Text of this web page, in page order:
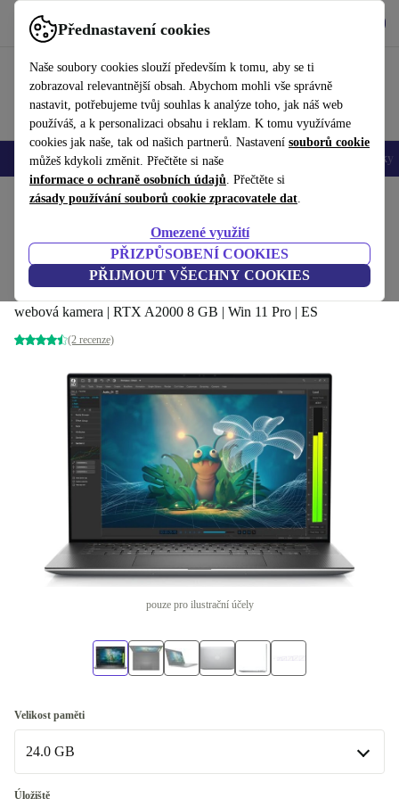
Přednastavení cookies
Naše soubory cookies slouží především k tomu, aby se ti
zobrazoval relevantnější obsah. Abychom mohli vše správně
nastavit, potřebujeme tvůj souhlas k analýze toho, jak náš web
používáš, a k personalizaci obsahu i reklam. K tomu využíváme
cookies jak naše, tak od našich partnerů. Nastavení souborů cookie
můžeš kdykoli změnit. Přečtěte si naše
informace o ochraně osobních údajů. Přečtěte si
zásady používání souborů cookie zpracovatele dat.
Omezené využití
PŘIZPŮSOBENÍ COOKIES
PŘIJMOUT VŠECHNY COOKIES
Používejte refurbed rychle a snadno
Mobily a smartphony Notebooky Tablety Doplňky
Domů Produkty Notebooky Notebooky Dell
Dell Precision 5570 | i7-12800H | 15.6-
palcového
24 GB | 128 GB SSD | WUXGA | FP | podsvícená klávesnice |
webová kamera | RTX A2000 8 GB | Win 11 Pro | ES
(2 recenze)
pouze pro ilustrační účely
Velikost paměti
24.0 GB
24.0 GB
Úložiště